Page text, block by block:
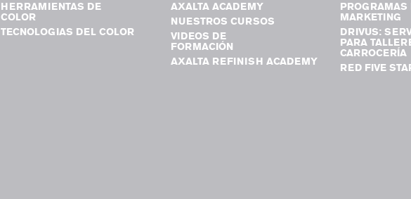
HERRAMIENTAS DE
COLOR
TECNOLOGIAS DEL COLOR
AXALTA ACADEMY
NUESTROS CURSOS
VIDEOS DE
FORMACIÓN
AXALTA REFINISH ACADEMY
PROGRAMAS
MARKETING
DRIVUS:
PARA
CARROCERÍA
RED FIVE